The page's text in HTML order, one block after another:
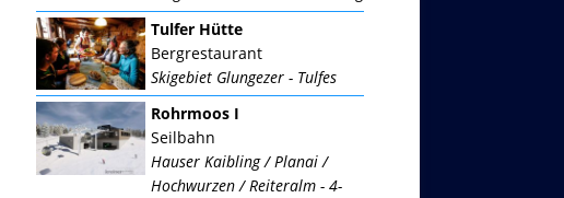
Tulfer Hütte
Bergrestaurant
Skigebiet Glungezer - Tulfes
Rohrmoos I
Seilbahn
Hauser Kaibling / Planai /
Hochwurzen / Reiteralm - 4-